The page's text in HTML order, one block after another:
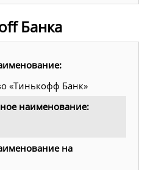
Банка
«Тинькофф Банк»
наименование:
на